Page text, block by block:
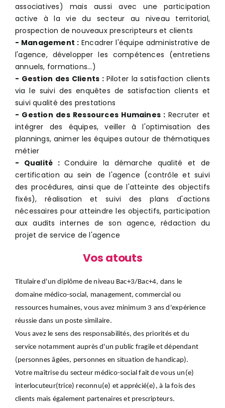
associatives) mais aussi avec une participation
active à la vie du secteur au niveau territorial,
prospection de nouveaux prescripteurs et clients
- Management : Encadrer l'équipe administrative de
l'agence, développer les compétences (entretiens
annuels, formations...)
- Gestion des Clients : Piloter la satisfaction clients
via le suivi des enquêtes de satisfaction clients et
suivi qualité des prestations
- Gestion des Ressources Humaines : Recruter et
intégrer des équipes, veiller à l'optimisation des
plannings, animer les équipes autour de thématiques
métier
- Qualité :Conduire la démarche qualité et de
certification au sein de l'agence (contrôle et suivi
des procédures, ainsi que de l'atteinte des objectifs
fixés), réalisation et suivi des plans d'actions
nécessaires pour atteindre les objectifs, participation
aux audits internes de son agence, rédaction du
projet de service de l'agence
Vos atouts
Titulaire d'un diplôme de niveau Bac+3/Bac+4, dans le
domaine médico-social, management, commercial ou
ressources humaines, vous avez minimum 3 ans d'expérience
réussie dans un poste similaire.
Vous avez le sens des responsabilités, des priorités et du
service notamment auprès d'un public fragile et dépendant
(personnes âgées, personnes en situation de handicap).
Votre maîtrise du secteur médico-social fait de vous un(e)
interlocuteur(trice) reconnu(e) et apprécié(e), à la fois des
clients mais également partenaires et prescripteurs.